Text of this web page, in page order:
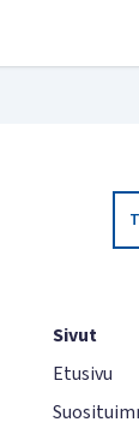
Sivut
Etusivu